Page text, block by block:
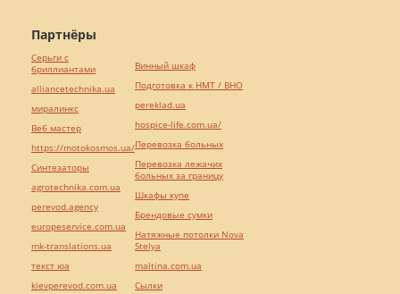
Партнёры
Серьги с
бриллиантами
alliancetechnika.ua
миралинкс
Веб мастер
https://motokosmos.ua/
Синтезаторы
agrotechnika.com.ua
perevod.agency
europeservice.com.ua
mk-translations.ua
текст юа
kievperevod.com.ua
Винный шкаф
Подготовка к НМТ / ВНО
pereklad.ua
hospice-life.com.ua/
Перевозка больных
Перевозка лежачих
больных за границу
Шкафы купе
Брендовые сумки
Натяжные потолки Nova
Stelya
maltina.com.ua
Cылки